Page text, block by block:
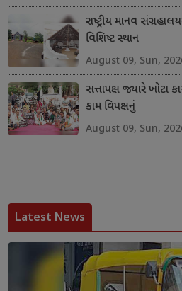
રાષ્ટ્રીય માનવ
વિશિષ્ટ સ્થાન
August 09, Sun,
સત્તાપક્ષ જ્યારે ખોટા
કામ વિપક્ષનું
August 09, Sun,
Latest News